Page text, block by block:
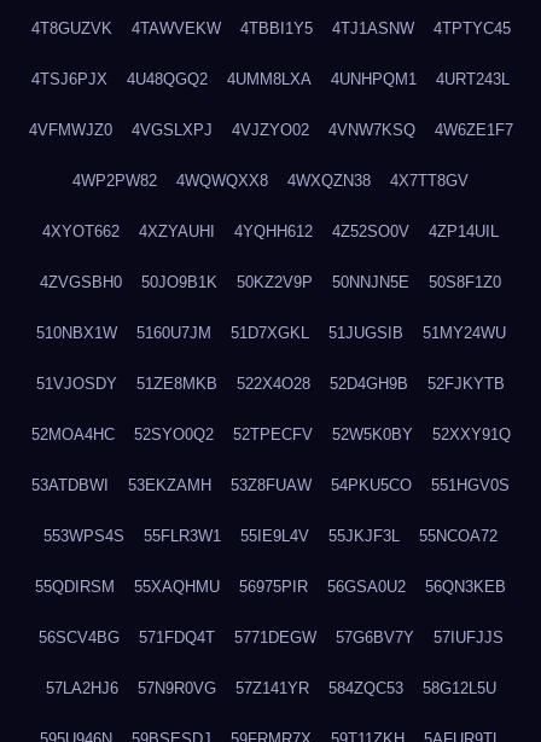
4T8GUZVK 4TAWVEKW 4TBBI1Y5 4TJ1ASNW 4TPTYC45
4TSJ6PJX 4U48QGQ2 4UMM8LXA 4UNHPQM1 4URT243L
4VFMWJZ0 4VGSLXPJ 4VJZYO02 4VNW7KSQ 4W6ZE1F7
4WP2PW82 4WQWQXX8 4WXQZN38 4X7TT8GV
4XYOT662 4XZYAUHI 4YQHH612 4Z52SO0V 4ZP14UIL
4ZVGSBH0 50JO9B1K 50KZ2V9P 50NNJN5E 50S8F1Z0
510NBX1W 5160U7JM 51D7XGKL 51JUGSIB 51MY24WU
51VJOSDY 51ZE8MKB 522X4O28 52D4GH9B 52FJKYTB
52MOA4HC 52SYO0Q2 52TPECFV 52W5K0BY 52XXY91Q
53ATDBWI 53EKZAMH 53Z8FUAW 54PKU5CO 551HGV0S
553WPS4S 55FLR3W1 55IE9L4V 55JKJF3L 55NCOA72
55QDIRSM 55XAQHMU 56975PIR 56GSA0U2 56QN3KEB
56SCV4BG 571FDQ4T 5771DEGW 57G6BV7Y 57IUFJJS
57LA2HJ6 57N9R0VG 57Z141YR 584ZQC53 58G12L5U